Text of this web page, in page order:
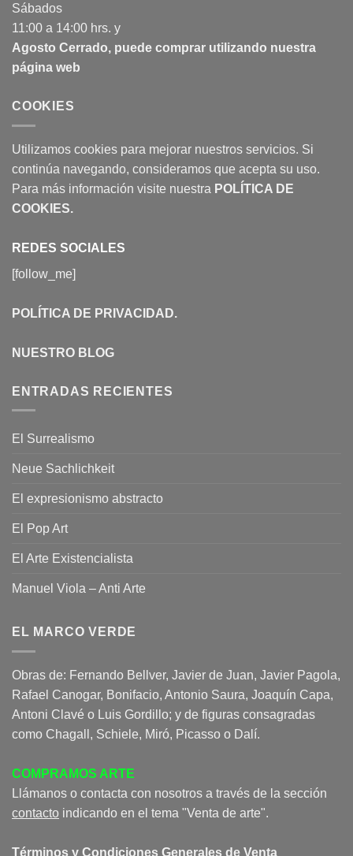
Sábados
11:00 a 14:00 hrs. y
Agosto Cerrado, puede comprar utilizando nuestra
página web
COOKIES
Utilizamos cookies para mejorar nuestros servicios. Si
continúa navegando, consideramos que acepta su uso.
Para más información visite nuestra POLÍTICA DE
COOKIES.
REDES SOCIALES
[follow_me]
POLÍTICA DE PRIVACIDAD.
NUESTRO BLOG
ENTRADAS RECIENTES
El Surrealismo
Neue Sachlichkeit
El expresionismo abstracto
El Pop Art
El Arte Existencialista
Manuel Viola – Anti Arte
EL MARCO VERDE
Obras de: Fernando Bellver, Javier de Juan, Javier Pagola,
Rafael Canogar, Bonifacio, Antonio Saura, Joaquín Capa,
Antoni Clavé o Luis Gordillo; y de figuras consagradas
como Chagall, Schiele, Miró, Picasso o Dalí.
COMPRAMOS ARTE
Llámanos o contacta con nosotros a través de la sección
contacto indicando en el tema "Venta de arte".
Términos y Condiciones Generales de Venta